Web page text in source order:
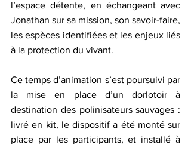
l’espace détente, en échangeant avec
Jonathan sur sa mission, son savoir-faire,
les espèces identifiées et les enjeux liés
à la protection du vivant.
Ce temps d’animation s’est poursuivi par
la mise en place d’un dorlotoir à
destination des polinisateurs sauvages :
livré en kit, le dispositif a été monté sur
place par les participants, et installé à